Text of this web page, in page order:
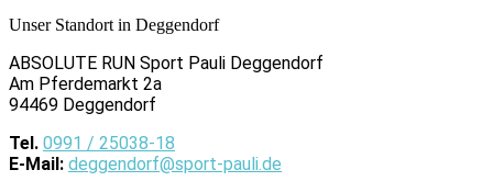
Unser Standort in Deggendorf
ABSOLUTE RUN Sport Pauli Deggendorf
Am Pferdemarkt 2a
94469 Deggendorf
Tel. 0991 / 25038-18
E-Mail: deggendorf@sport-pauli.de